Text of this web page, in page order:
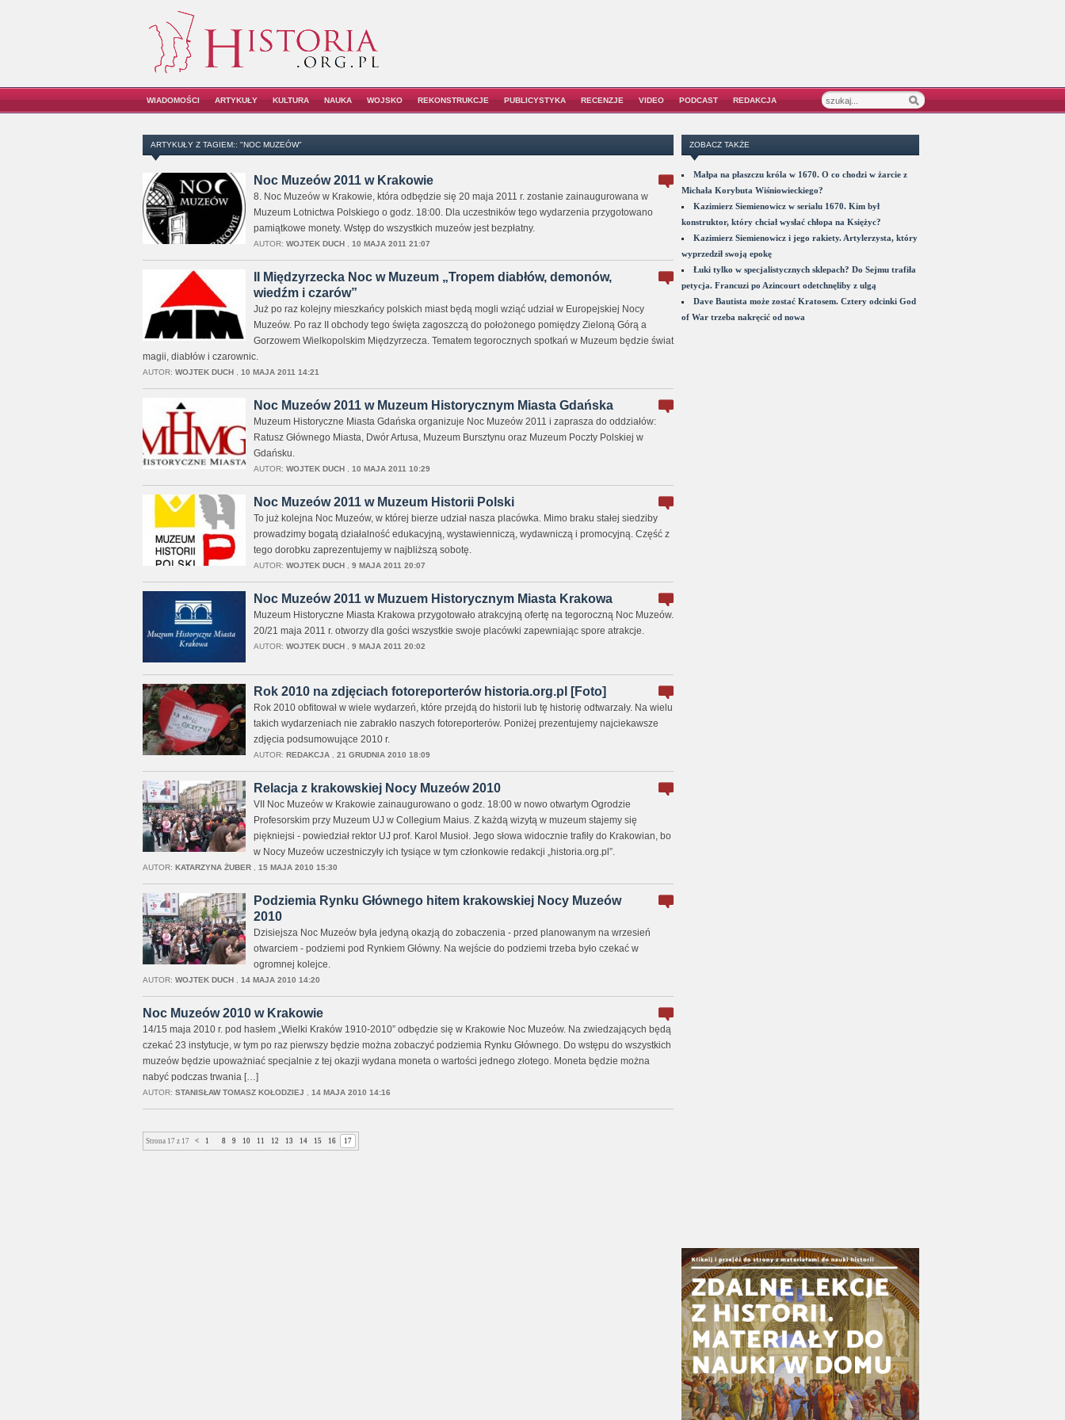
WIADOMOŚCI ARTYKUŁY KULTURA NAUKA WOJSKO REKONSTRUKCJE PUBLICYSTYKA RECENZJE VIDEO PODCAST REDAKCJA
ARTYKUŁY Z TAGIEM:: "NOC MUZEÓW"
Noc Muzeów 2011 w Krakowie
8. Noc Muzeów w Krakowie, która odbędzie się 20 maja 2011 r. zostanie zainaugurowana w
Muzeum Lotnictwa Polskiego o godz. 18:00. Dla uczestników tego wydarzenia przygotowano
pamiątkowe monety. Wstęp do wszystkich muzeów jest bezpłatny.
AUTOR: WOJTEK DUCH, 10 MAJA 2011 21:07
II Międzyrzecka Noc w Muzeum „Tropem diabłów, demonów,
wiedźm i czarów”
Już po raz kolejny mieszkańcy polskich miast będą mogli wziąć udział w Europejskiej Nocy
Muzeów. Po raz II obchody tego święta zagoszczą do położonego pomiędzy Zieloną Górą a
Gorzowem Wielkopolskim Międzyrzecza. Tematem tegorocznych spotkań w Muzeum będzie świat
magii, diabłów i czarownic.
AUTOR: WOJTEK DUCH, 10 MAJA 2011 14:21
Noc Muzeów 2011 w Muzeum Historycznym Miasta Gdańska
Muzeum Historyczne Miasta Gdańska organizuje Noc Muzeów 2011 i zaprasza do oddziałów:
Ratusz Głównego Miasta, Dwór Artusa, Muzeum Bursztynu oraz Muzeum Poczty Polskiej w
Gdańsku.
AUTOR: WOJTEK DUCH, 10 MAJA 2011 10:29
Noc Muzeów 2011 w Muzeum Historii Polski
To już kolejna Noc Muzeów, w której bierze udział nasza placówka. Mimo braku stałej siedziby
prowadzimy bogatą działalność edukacyjną, wystawienniczą, wydawniczą i promocyjną. Część z
tego dorobku zaprezentujemy w najbliższą sobotę.
AUTOR: WOJTEK DUCH, 9 MAJA 2011 20:07
Noc Muzeów 2011 w Muzuem Historycznym Miasta Krakowa
Muzeum Historyczne Miasta Krakowa przygotowało atrakcyjną ofertę na tegoroczną Noc Muzeów.
20/21 maja 2011 r. otworzy dla gości wszystkie swoje placówki zapewniając spore atrakcje.
AUTOR: WOJTEK DUCH, 9 MAJA 2011 20:02
Rok 2010 na zdjęciach fotoreporterów historia.org.pl [Foto]
Rok 2010 obfitował w wiele wydarzeń, które przejdą do historii lub tę historię odtwarzały. Na wielu
takich wydarzeniach nie zabrakło naszych fotoreporterów. Poniżej prezentujemy najciekawsze
zdjęcia podsumowujące 2010 r.
AUTOR: REDAKCJA, 21 GRUDNIA 2010 18:09
Relacja z krakowskiej Nocy Muzeów 2010
VII Noc Muzeów w Krakowie zainaugurowano o godz. 18:00 w nowo otwartym Ogrodzie
Profesorskim przy Muzeum UJ w Collegium Maius. Z każdą wizytą w muzeum stajemy się
piękniejsi - powiedział rektor UJ prof. Karol Musioł. Jego słowa widocznie trafiły do Krakowian, bo
w Nocy Muzeów uczestniczyły ich tysiące w tym członkowie redakcji „historia.org.pl”.
AUTOR: KATARZYNA ŻUBER, 15 MAJA 2010 15:30
Podziemia Rynku Głównego hitem krakowskiej Nocy Muzeów
2010
Dzisiejsza Noc Muzeów była jedyną okazją do zobaczenia - przed planowanym na wrzesień
otwarciem - podziemi pod Rynkiem Główny. Na wejście do podziemi trzeba było czekać w
ogromnej kolejce.
AUTOR: WOJTEK DUCH, 14 MAJA 2010 14:20
Noc Muzeów 2010 w Krakowie
14/15 maja 2010 r. pod hasłem „Wielki Kraków 1910-2010” odbędzie się w Krakowie Noc Muzeów. Na zwiedzających będą
czekać 23 instytucje, w tym po raz pierwszy będzie można zobaczyć podziemia Rynku Głównego. Do wstępu do wszystkich
muzeów będzie upoważniać specjalnie z tej okazji wydana moneta o wartości jednego złotego. Moneta będzie można
nabyć podczas trwania […]
AUTOR: STANISŁAW TOMASZ KOŁODZIEJ 14 MAJA 2010 14:16
Strona 17 z 17 < 1 8 9 10 11 12 13 14 15 16 17
ZOBACZ TAKŻE
Małpa na płaszczu króla w 1670. O co chodzi w żarcie z
Michała Korybuta Wiśniowieckiego?
Kazimierz Siemienowicz w serialu 1670. Kim był
konstruktor, który chciał wysłać chłopa na Księżyc?
Kazimierz Siemienowicz i jego rakiety. Artylerzysta, który
wyprzedził swoją epokę
Łuki tylko w specjalistycznych sklepach? Do Sejmu trafiła
petycja. Francuzi po Azincourt odetchnęliby z ulgą
Dave Bautista może zostać Kratosem. Cztery odcinki God
of War trzeba nakręcić od nowa